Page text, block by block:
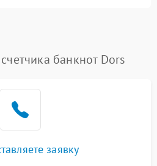
банкнот Dors
заявку